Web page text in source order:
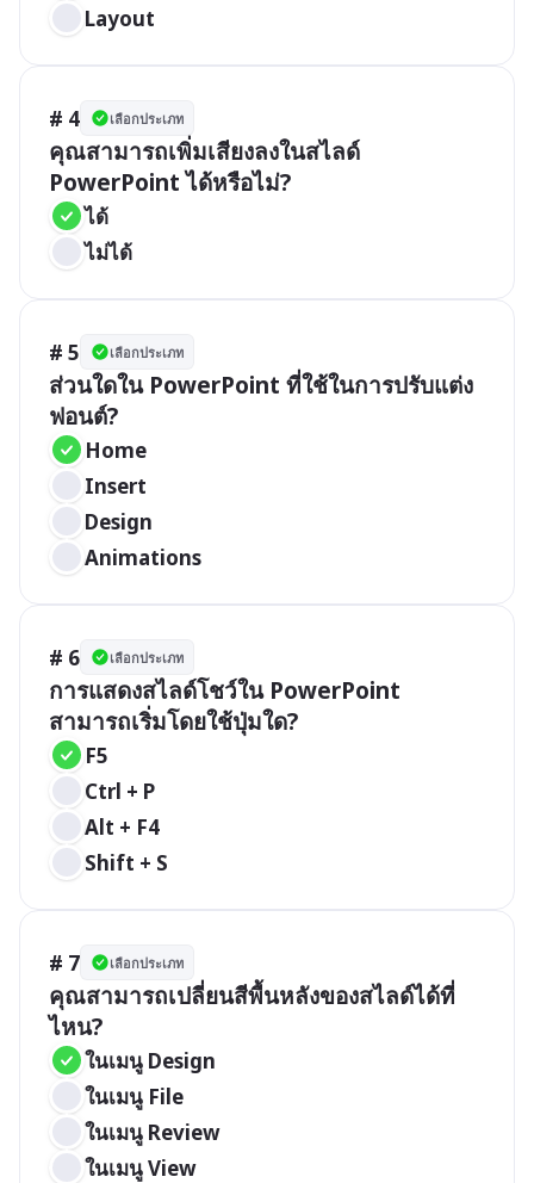
Layout
# 4 เลือกประเภท
คุณสามารถเพิ่มเสียงลงในสไลด์
PowerPoint ได้หรือไม่?
ได้
ไม่ได้
# 5 เลือกประเภท
ส่วนใดใน PowerPoint ที่ใช้ในการปรับแต่ง
ฟอนต์?
Home
Insert
Design
Animations
# 6 เลือกประเภท
การแสดงสไลด์โชว์ใน PowerPoint
สามารถเริ่มโดยใช้ปุ่มใด?
F5
Ctrl + P
Alt + F4
Shift + S
# 7 เลือกประเภท
คุณสามารถเปลี่ยนสีพื้นหลังของสไลด์ได้ที่
ไหน?
ในเมนู Design
ในเมนู File
ในเมนู Review
ในเมนู View